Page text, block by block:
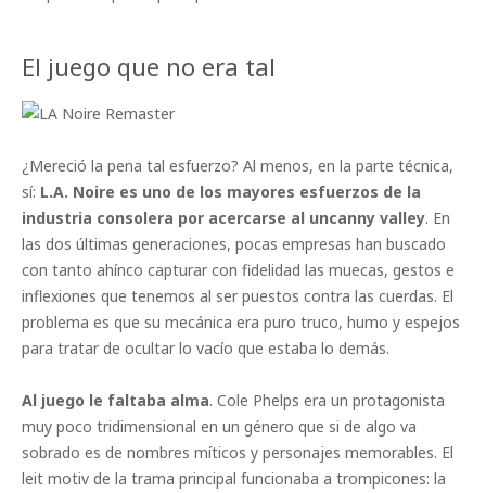
El juego que no era tal
¿Mereció la pena tal esfuerzo? Al menos, en la parte técnica,
sí: L.A. Noire es uno de los mayores esfuerzos de la
industria consolera por acercarse al uncanny valley. En
las dos últimas generaciones, pocas empresas han buscado
con tanto ahínco capturar con fidelidad las muecas, gestos e
inflexiones que tenemos al ser puestos contra las cuerdas. El
problema es que su mecánica era puro truco, humo y espejos
para tratar de ocultar lo vacío que estaba lo demás.
Al juego le faltaba alma. Cole Phelps era un protagonista
muy poco tridimensional en un género que si de algo va
sobrado es de nombres míticos y personajes memorables. El
leit motiv de la trama principal funcionaba a trompicones: la